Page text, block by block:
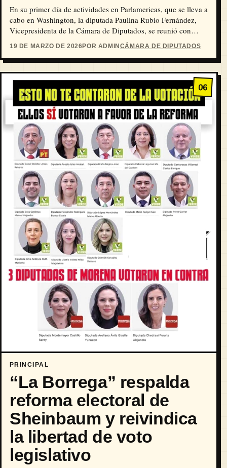
En su primer día de actividades en Parlamericas, que se lleva a
cabo en Washington, la diputada Paulina Rubio Fernández,
Vicepresidenta de la Cámara de Diputados, se reunió con
parlamentarios de más de veinte países del hemisferio
occidental para discutir cómo fortalecer la participación de la
sociedad civil y construir resiliencia democrática en la región.
19 DE MARZO DE 2026POR ADMIN CÁMARA DE DIPUTADOS
06
PRINCIPAL
“La Borrega” respalda
reforma electoral de
Sheinbaum y reivindica
la libertad de voto
legislativo